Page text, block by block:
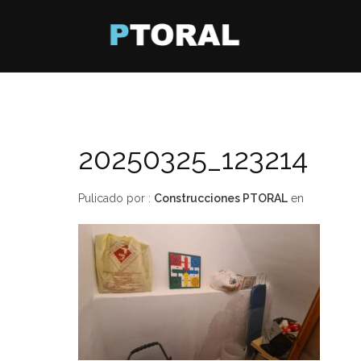
20250325_123214
Pulicado por : Construcciones PTORAL en